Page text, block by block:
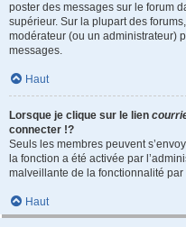
poster des messages sur le forum
supérieur. Sur la plupart des
modérateur (ou un administrateur)
messages.
Haut
Lorsque je clique sur le lien
connecter !?
Seuls les membres peuvent
la fonction a été activée par
malveillante de la fonctionnalité par
Haut